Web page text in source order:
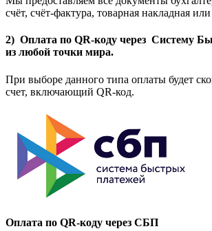
счёт, счёт-фактура, товарная накладная
2) Оплата по QR-коду через Систему
из любой точки мира.
При выборе данного типа оплаты будет
счет, включающий QR-код.
Оплата по QR-коду через СБП